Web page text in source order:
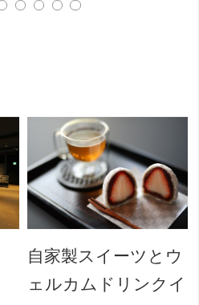
自家製スイーツとウ
ェルカムドリンクイ